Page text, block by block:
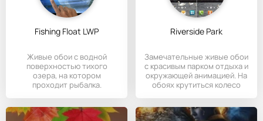
Fishing Float LWP
Живые обои с водной
поверхностью тихого
озера, на котором
проходит рыбалка.
Riverside Park
Замечательные живые обои
с красивым парком отдыха и
окружающей анимацией. На
обоях крутиться колесо